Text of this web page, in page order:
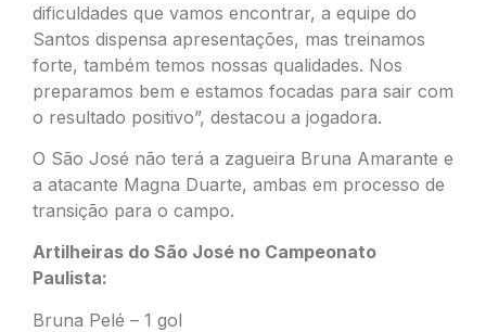
dificuldades que vamos encontrar, a equipe do
Santos dispensa apresentações, mas treinamos
forte, também temos nossas qualidades. Nos
preparamos bem e estamos focadas para sair com
o resultado positivo”, destacou a jogadora.
O São José não terá a zagueira Bruna Amarante e
a atacante Magna Duarte, ambas em processo de
transição para o campo.
Artilheiras do São José no Campeonato
Paulista:
Bruna Pelé – 1 gol